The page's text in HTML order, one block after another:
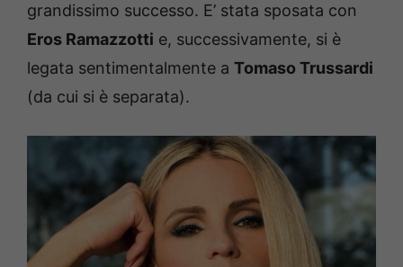
grandissimo successo. E’ stata sposata con
Eros Ramazzotti e, successivamente, si è
legata sentimentalmente a Tomaso Trussardi
(da cui si è separata).